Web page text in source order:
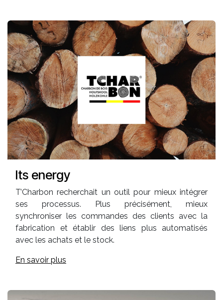
Its energy
T’Charbon recherchait un outil pour mieux intégrer
ses processus. Plus précisément, mieux
synchroniser les commandes des clients avec la
fabrication et établir des liens plus automatisés
avec les achats et le stock.
En savoir plus